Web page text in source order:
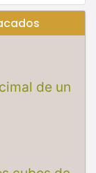
de un